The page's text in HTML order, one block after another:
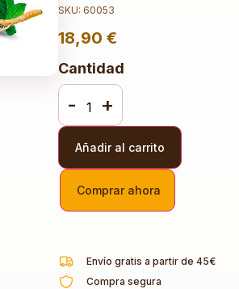
SKU: 60053
18,90 €
Cantidad
- +
Añadir al carrito
Comprar ahora
Envío gratis a partir de 45€
Compra segura